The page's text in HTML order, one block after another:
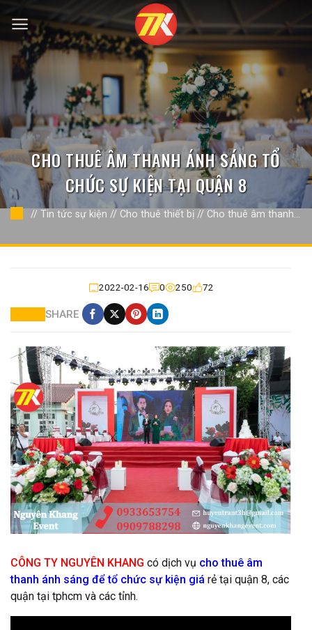
qua
nội
dung
CHO THUÊ ÂM THANH ÁNH SÁNG TỔ
CHỨC SỰ KIỆN TẠI QUẬN 8
// Tin tức sự kiện // Cho thuê thiết bị // Cho thuê âm thanh
2022-02-16 0 250 72
SHARE
CÔNG TY NGUYÊN KHANG có dịch vụ cho thuê âm
thanh ánh sáng để tổ chức sự kiện giá rẻ tại quận 8, các
quận tại tphcm và các tỉnh.